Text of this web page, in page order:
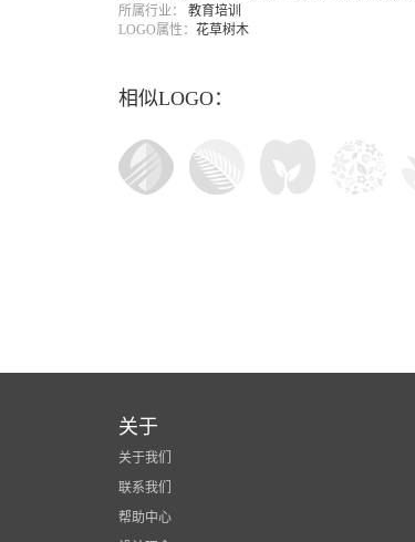
所属行业： 教育培训
LOGO属性： 花草树木
相似LOGO：
关于
关于我们
联系我们
帮助中心